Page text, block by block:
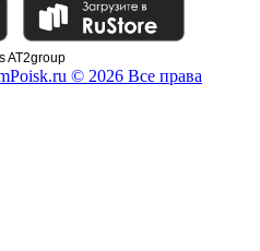
AT2group
© 2026 Все права